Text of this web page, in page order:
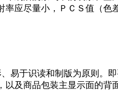
应尽量小，ＰＣＳ值（色
易于识读和制版为原则。
及商品包装主显示面的背